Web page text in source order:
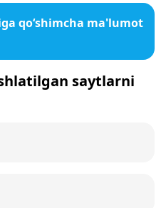
qo‘shimcha ma'lumot
saytlarni